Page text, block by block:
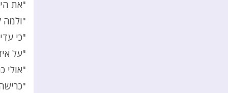
"את
"ולמה
"כי
"על
"אולי